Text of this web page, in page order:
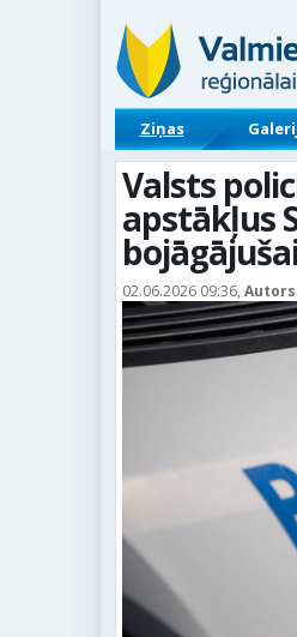
Ziņas
Valsts
apstākļus
02.06.2026 09:36,